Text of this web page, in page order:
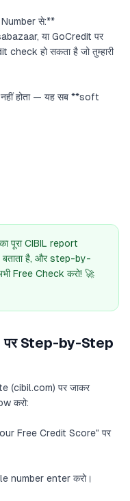
से:**
या GoCredit पर
हो सकता है जो तुम्हारी
होता — यह सब **soft
पूरा CIBIL report
है, और step-by-
Free Check करो! 🚀
पर Step-by-Step
(cibil.com) पर जाकर
करो:
Free Credit Score" पर
number enter करो।